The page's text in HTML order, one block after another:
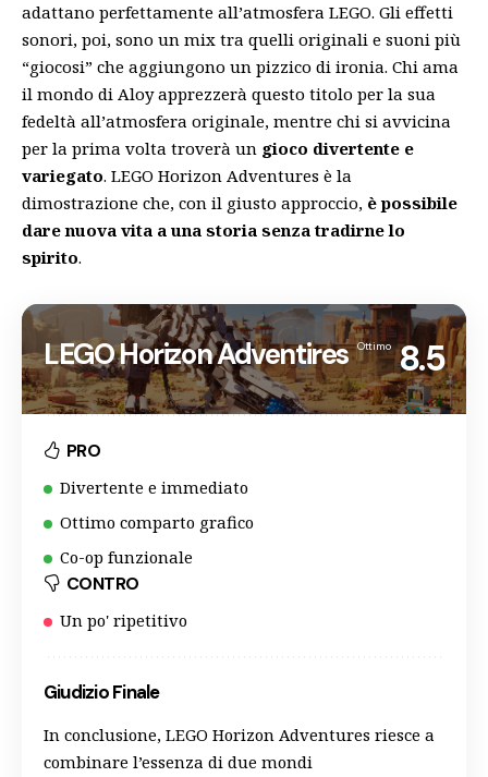
adattano perfettamente all’atmosfera LEGO. Gli effetti
sonori, poi, sono un mix tra quelli originali e suoni più
“giocosi” che aggiungono un pizzico di ironia. Chi ama
il mondo di Aloy apprezzerà questo titolo per la sua
fedeltà all’atmosfera originale, mentre chi si avvicina
per la prima volta troverà un gioco divertente e
variegato. LEGO Horizon Adventures è la
dimostrazione che, con il giusto approccio, è possibile
dare nuova vita a una storia senza tradirne lo
spirito.
LEGO Horizon Adventires Ottimo 8.5
PRO
Divertente e immediato
Ottimo comparto grafico
Co-op funzionale
CONTRO
Un po' ripetitivo
Giudizio Finale
In conclusione, LEGO Horizon Adventures riesce a
combinare l’essenza di due mondi